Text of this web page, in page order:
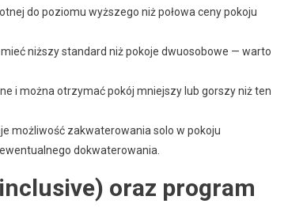
do poziomu wyższego niż połowa ceny pokoju
niższy standard niż pokoje dwuosobowe — warto
i można otrzymać pokój mniejszy lub gorszy niż ten
możliwość zakwaterowania solo w pokoju
dokwaterowania.
oraz program